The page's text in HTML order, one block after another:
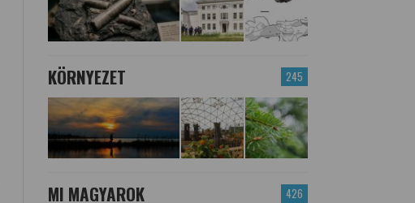
245
KÖRNYEZET
426
MI MAGYAROK